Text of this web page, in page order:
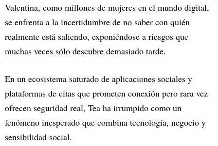
Valentina, como millones de mujeres en el mundo digital,
se enfrenta a la incertidumbre de no saber con quién
realmente está saliendo, exponiéndose a riesgos que
muchas veces sólo descubre demasiado tarde.
En un ecosistema saturado de aplicaciones sociales y
plataformas de citas que prometen conexión pero rara vez
ofrecen seguridad real, Tea ha irrumpido como un
fenómeno inesperado que combina tecnología, negocio y
sensibilidad social.